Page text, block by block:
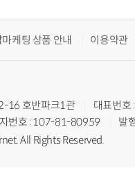
케팅 상품 안내 이용약관
16 호반파크1관
대표번
번호 : 107-81-80959
발
All Rights Reserved.